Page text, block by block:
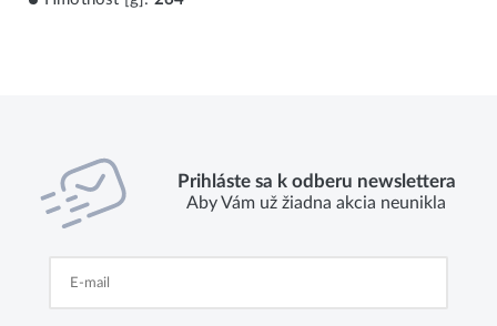
Prihláste sa k odberu newslettera
Aby Vám už žiadna akcia neunikla